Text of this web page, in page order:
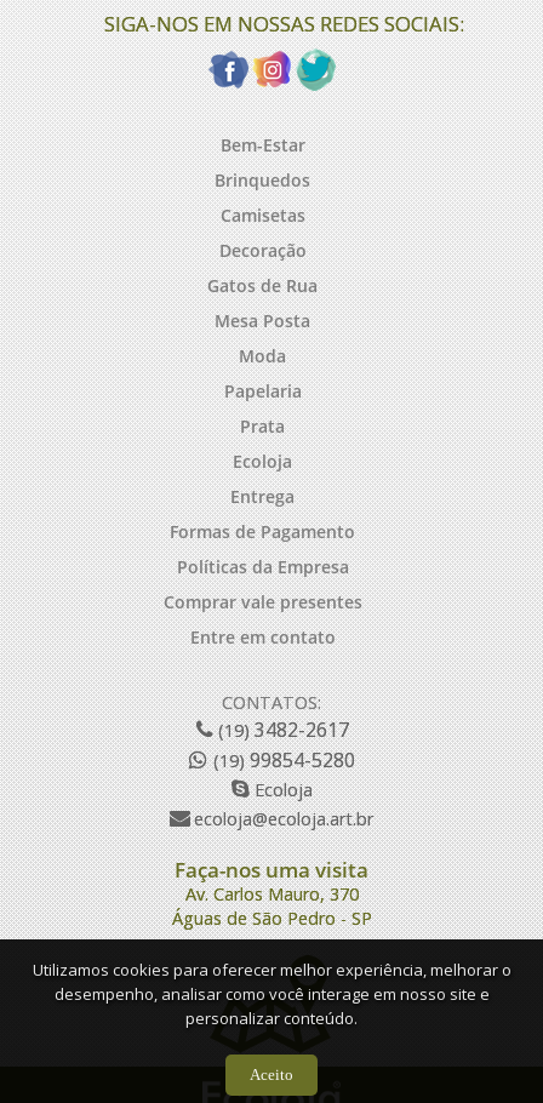
SIGA-NOS EM NOSSAS REDES SOCIAIS:
Bem-Estar
Brinquedos
Camisetas
Decoração
Gatos de Rua
Mesa Posta
Moda
Papelaria
Prata
Ecoloja
Entrega
Formas de Pagamento
Políticas da Empresa
Comprar vale presentes
Entre em contato
CONTATOS:
(19)3482-2617
(19)99854-5280
Ecoloja
ecoloja@ecoloja.art.br
Faça-nos uma visita
Av. Carlos Mauro, 370
Águas de São Pedro - SP
Utilizamos cookies para oferecer melhor experiência, melhorar o
desempenho, analisar como você interage em nosso site e
personalizar conteúdo.
Aceito